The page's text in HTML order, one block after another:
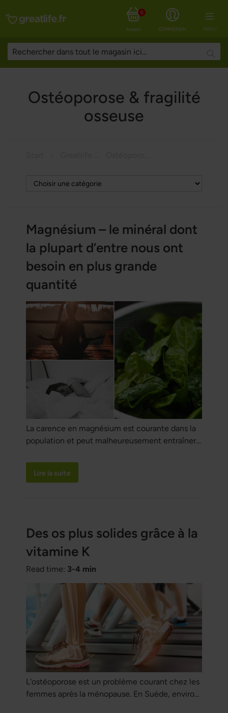
MENU
CONNEXION
PANIER
0
Ostéoporose & fragilité
osseuse
Magnésium – le minéral dont
la plupart d’entre nous ont
besoin en plus grande
quantité
La carence en magnésium est courante dans la
population et peut malheureusement entraîner
graves. Nous avons besoin d’un apport régulier
en magnésium, mais l’alimentation occidentale
Lire la suite
Des os plus solides grâce à la
vitamine K
Read time: 3-4 min
L'ostéoporose est un problème courant chez les
femmes après la ménopause. En Suède, environ